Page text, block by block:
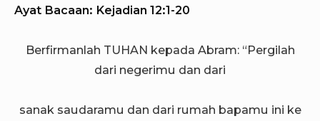
Ayat Bacaan: Kejadian 12:1-20
Berfirmanlah TUHAN kepada Abram: “Pergilah
dari negerimu dan dari
sanak saudaramu dan dari rumah bapamu ini ke